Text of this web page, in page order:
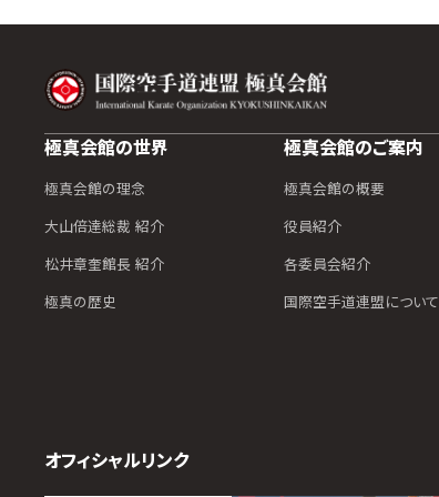
極真会館の世界
極真会館の理念
大山倍達総裁 紹介
松井章奎館長 紹介
極真の歴史
極真会館のご案内
極真会館の概要
役員紹介
各委員会紹介
国際空手道連盟について
オフィシャルリンク